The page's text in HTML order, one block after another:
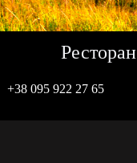
Ресторан
+38 095 922 27 65